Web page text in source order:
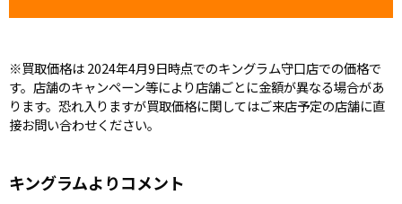
※買取価格は 2024年4月9日時点でのキングラム守口店での価格で
す。店舗のキャンペーン等により店舗ごとに金額が異なる場合があ
ります。恐れ入りますが買取価格に関してはご来店予定の店舗に直
接お問い合わせください。
キングラムよりコメント